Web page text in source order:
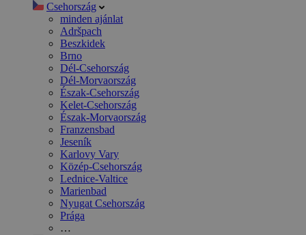
Csehország
minden ajánlat
Adršpach
Beszkidek
Brno
Dél-Csehország
Dél-Morvaország
Észak-Csehország
Kelet-Csehország
Észak-Morvaország
Franzensbad
Jeseník
Karlovy Vary
Közép-Csehország
Lednice-Valtice
Marienbad
Nyugat Csehország
Prága
…